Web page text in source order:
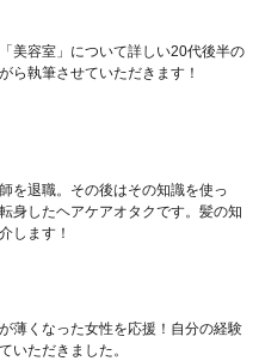
美容室」について詳しい20代後半の
ら執筆させていただきます！
を退職。その後はその知識を使っ
身したヘアケアオタクです。髪の知
します！
薄くなった女性を応援！自分の経験
いただきました。